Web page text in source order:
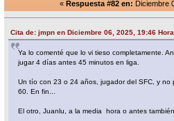
« Respuesta #82 en: Diciembre
Cita de: jmpn en Diciembre 06, 2025, 19:46
Ya lo comenté que lo vi tieso completamente.
jugar 4 días antes 45 minutos en liga.
Un tío con 23 o 24 años, jugador del SFC, y
60. En fin...
El otro, Juanlu, a la media hora o antes